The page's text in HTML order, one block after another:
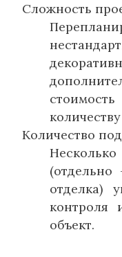
Сложность
Количество
(отдельно
отделка)
контроля
объект.